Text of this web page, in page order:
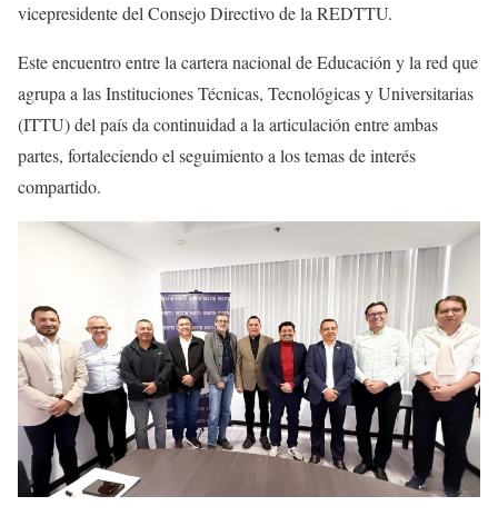
vicepresidente del Consejo Directivo de la REDTTU.
Este encuentro entre la cartera nacional de Educación y la red que
agrupa a las Instituciones Técnicas, Tecnológicas y Universitarias
(ITTU) del país da continuidad a la articulación entre ambas
partes, fortaleciendo el seguimiento a los temas de interés
compartido.